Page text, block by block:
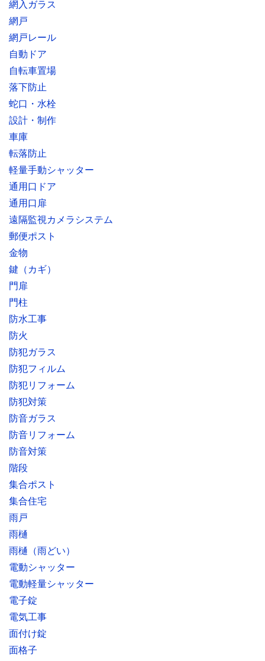
網入ガラス
網戸
網戸レール
自動ドア
自転車置場
落下防止
蛇口・水栓
設計・制作
車庫
転落防止
軽量手動シャッター
通用口ドア
通用口扉
遠隔監視カメラシステム
郵便ポスト
金物
鍵（カギ）
門扉
門柱
防水工事
防火
防犯ガラス
防犯フィルム
防犯リフォーム
防犯対策
防音ガラス
防音リフォーム
防音対策
階段
集合ポスト
集合住宅
雨戸
雨樋
雨樋（雨どい）
電動シャッター
電動軽量シャッター
電子錠
電気工事
面付け錠
面格子